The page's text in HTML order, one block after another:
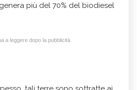
più del 70% del biodiesel
a leggere dopo la pubblicità